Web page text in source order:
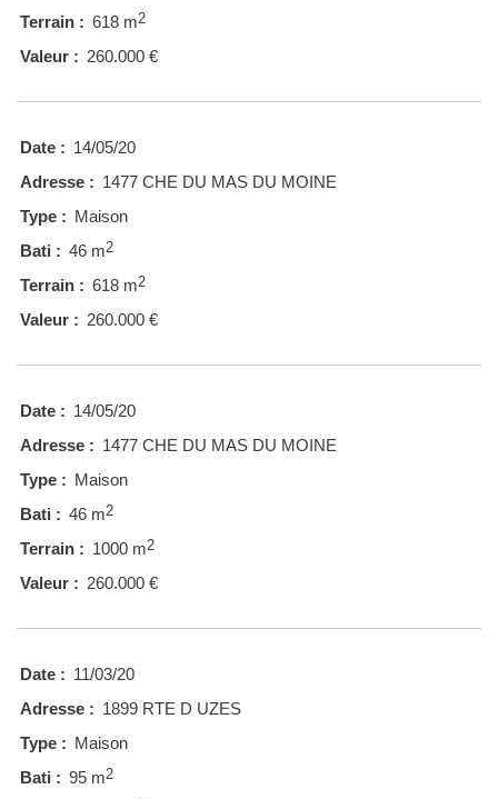
Terrain : 618 m2
Valeur : 260.000 €
Date : 14/05/20
Adresse : 1477 CHE DU MAS DU MOINE
Type : Maison
Bati : 46 m2
Terrain : 618 m2
Valeur : 260.000 €
Date : 14/05/20
Adresse : 1477 CHE DU MAS DU MOINE
Type : Maison
Bati : 46 m2
Terrain : 1000 m2
Valeur : 260.000 €
Date : 11/03/20
Adresse : 1899 RTE D UZES
Type : Maison
Bati : 95 m2